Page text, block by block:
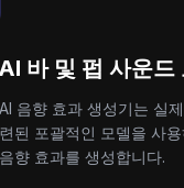
바 및 펍 사운드
음향 효과 생성기는 실
된 포괄적인 모델을 사
향 효과를 생성합니다.